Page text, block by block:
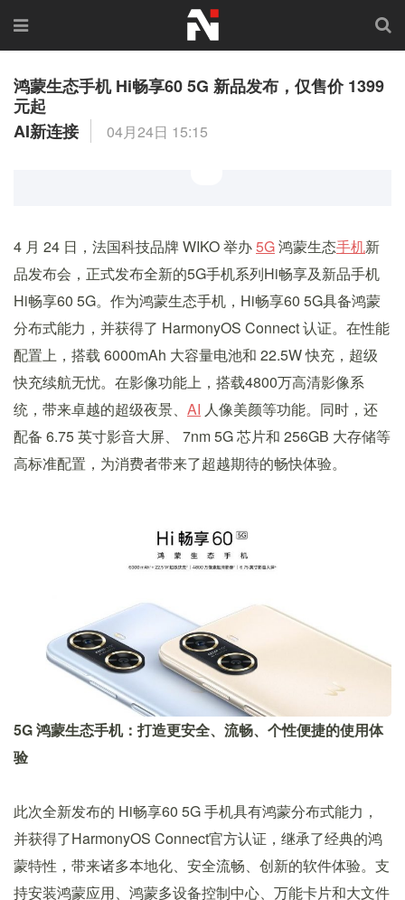
鸿蒙生态手机 Hi畅享60 5G 新品发布，仅售价 1399
元起
AI新连接
04月24日 15:15
4 月 24 日，法国科技品牌 WIKO 举办5G鸿蒙生态手机新
品发布会，正式发布全新的5G手机系列Hi畅享及新品手机
Hi畅享60 5G。作为鸿蒙生态手机，Hi畅享60 5G具备鸿蒙
分布式能力，并获得了 HarmonyOS Connect 认证。在性能
配置上，搭载 6000mAh 大容量电池和 22.5W 快充，超级
快充续航无忧。在影像功能上，搭载4800万高清影像系
统，带来卓越的超级夜景、 AI 人像美颜等功能。同时，还
配备 6.75 英寸影音大屏、 7nm 5G 芯片和 256GB 大存储等
高标准配置，为消费者带来了超越期待的畅快体验。
5G 鸿蒙生态手机：打造更安全、流畅、个性便捷的使用体
验
此次全新发布的 Hi畅享60 5G 手机具有鸿蒙分布式能力，
并获得了HarmonyOS Connect官方认证，继承了经典的鸿
蒙特性，带来诸多本地化、安全流畅、创新的软件体验。支
持安装鸿蒙应用、鸿蒙多设备控制中心、万能卡片和大文件